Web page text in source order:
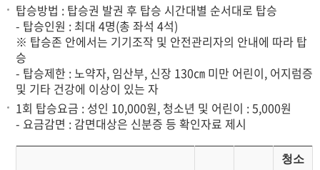
탑승방법 : 탑승권 발권 후 탑승 시간대별 순서대로 탑승
- 탑승인원 : 최대 4명(총 좌석 4석)
※ 탑승존 안에서는 기기조작 및 안전관리자의 안내에 따라 탑
승
- 탑승제한 : 노약자, 임산부, 신장 130㎝ 미만 어린이, 어지럼증
및 기타 건강에 이상이 있는 자
1회 탑승요금 : 성인 10,000원, 청소년 및 어린이 : 5,000원
- 요금감면 : 감면대상은 신분증 등 확인자료 제시
청소